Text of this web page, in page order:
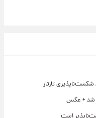
تارتار
شد + عکس